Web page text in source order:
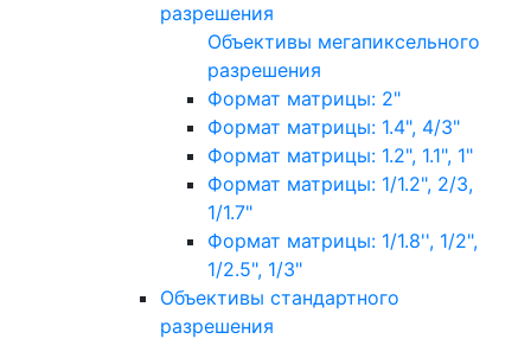
разрешения
Объективы мегапиксельного
разрешения
Формат матрицы: 2"
Формат матрицы: 1.4", 4/3"
Формат матрицы: 1.2", 1.1", 1"
Формат матрицы: 1/1.2", 2/3,
1/1.7"
Формат матрицы: 1/1.8'', 1/2",
1/2.5", 1/3"
Объективы стандартного
разрешения